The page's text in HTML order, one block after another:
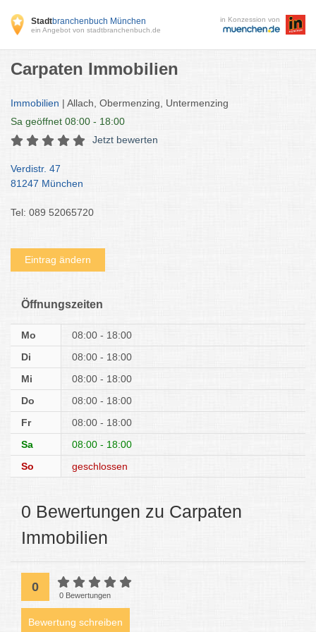
Stadtbranchenbuch München
ein Angebot von stadtbranchenbuch.de
in Konzession von
Carpaten Immobilien
Immobilien | Allach, Obermenzing, Untermenzing
Sa geöffnet 08:00 - 18:00
Jetzt bewerten
Verdistr. 47
81247 München
Tel: 089 52065720
Eintrag ändern
Öffnungszeiten
Mo
08:00 - 18:00
Di
08:00 - 18:00
Mi
08:00 - 18:00
Do
08:00 - 18:00
Fr
08:00 - 18:00
Sa
08:00 - 18:00
So
geschlossen
0 Bewertungen zu Carpaten
Immobilien
0
0 Bewertungen
Bewertung schreiben